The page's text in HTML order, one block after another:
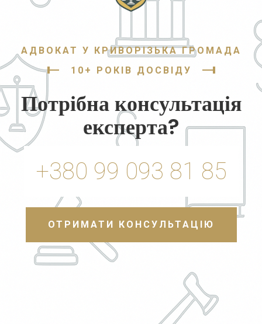
АДВОКАТ У КРИВОРІЗЬКА ГРОМАДА
10+ РОКІВ ДОСВІДУ
Потрібна консультація
експерта?
+380 99 093 81 85
ОТРИМАТИ КОНСУЛЬТАЦІЮ